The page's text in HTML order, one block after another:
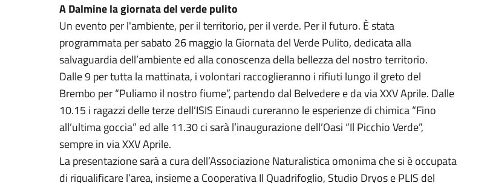
A Dalmine la giornata del verde pulito
Un evento per l'ambiente, per il territorio, per il verde. Per il futuro. È stata
programmata per sabato 26 maggio la Giornata del Verde Pulito, dedicata alla
salvaguardia dell’ambiente ed alla conoscenza della bellezza del nostro territorio.
Dalle 9 per tutta la mattinata, i volontari raccoglieranno i rifiuti lungo il greto del
Brembo per “Puliamo il nostro fiume”, partendo dal Belvedere e da via XXV Aprile. Dalle
10.15 i ragazzi delle terze dell’ISIS Einaudi cureranno le esperienze di chimica “Fino
all’ultima goccia” ed alle 11.30 ci sarà l’inaugurazione dell’Oasi “Il Picchio Verde”,
sempre in via XXV Aprile.
La presentazione sarà a cura dell’Associazione Naturalistica omonima che si è occupata
di riqualificare l’area, insieme a Cooperativa Il Quadrifoglio, Studio Dryos e PLIS del